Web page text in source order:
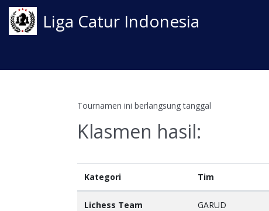
Liga Catur Indonesia
Tournamen ini berlangsung tanggal
Klasmen hasil:
Kategori Tim
Lichess Team GARUD